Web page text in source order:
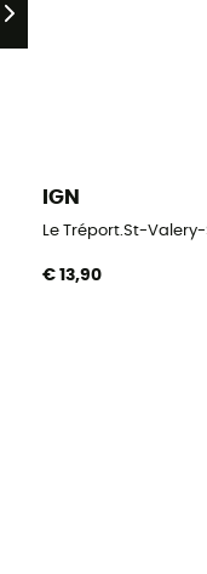
IGN
Le Tréport.St-
€ 13,90